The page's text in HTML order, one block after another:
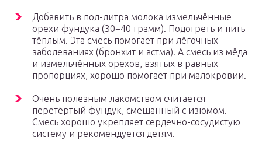
Добавить в пол-литра молока измельчённые
орехи фундука (30−40 грамм). Подогреть и пить
тёплым. Эта смесь помогает при лёгочных
заболеваниях (бронхит и астма). А смесь из мёда
и измельчённых орехов, взятых в равных
пропорциях, хорошо помогает при малокровии.
Очень полезным лакомством считается
перетёртый фундук, смешанный с изюмом.
Смесь хорошо укрепляет сердечно-сосудистую
систему и рекомендуется детям.